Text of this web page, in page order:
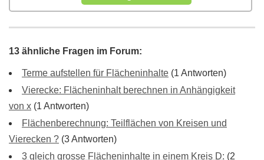
13 ähnliche Fragen im Forum:
Terme aufstellen für Flächeninhalte (1 Antworten)
Vierecke: Flächeninhalt berechnen in Anhängigkeit
von x (1 Antworten)
Flächenberechnung: Teilflächen von Kreisen und
Vierecken ? (3 Antworten)
3 gleich grosse Flächeninhalte in einem Kreis D: (2